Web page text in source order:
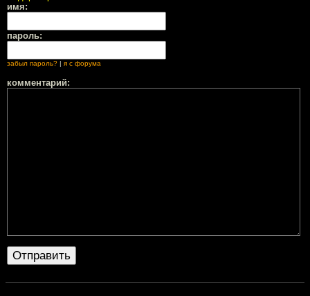
имя:
пароль:
забыл пароль? я с форума
комментарий: